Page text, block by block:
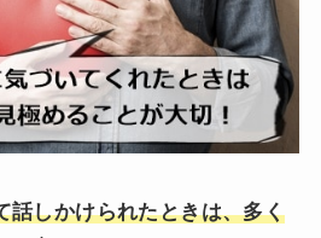
話しかけられたときは、多く